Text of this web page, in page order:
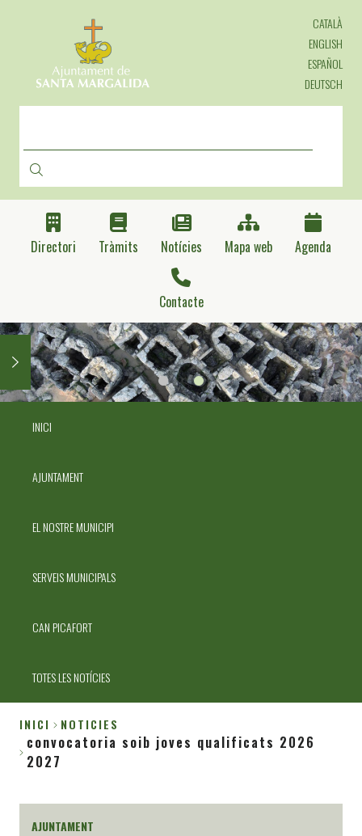
CATALÀ
ENGLISH
ESPAÑOL
DEUTSCH
Directori Tràmits Notícies Mapa web Agenda
Contacte
INICI
AJUNTAMENT
EL NOSTRE MUNICIPI
SERVEIS MUNICIPALS
CAN PICAFORT
TOTES LES NOTÍCIES
Fil
d'Ariadna
INICI NOTICIES
convocatoria soib joves qualificats 2026
2027
AJUNTAMENT